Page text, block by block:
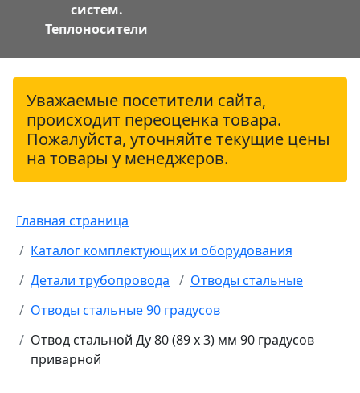
систем.
Теплоносители
Уважаемые посетители сайта,
происходит переоценка товара.
Пожалуйста, уточняйте текущие цены
на товары у менеджеров.
Главная страница
Каталог комплектующих и оборудования
Детали трубопровода
Отводы стальные
Отводы стальные 90 градусов
Отвод стальной Ду 80 (89 х 3) мм 90 градусов
приварной